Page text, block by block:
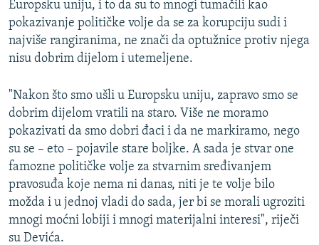
Europsku uniju, i to da su to mnogi tumačili kao
pokazivanje političke volje da se za korupciju sudi i
najviše rangiranima, ne znači da optužnice protiv njega
nisu dobrim dijelom i utemeljene.
"Nakon što smo ušli u Europsku uniju, zapravo smo se
dobrim dijelom vratili na staro. Više ne moramo
pokazivati da smo dobri đaci i da ne markiramo, nego
su se – eto – pojavile stare boljke. A sada je stvar one
famozne političke volje za stvarnim sređivanjem
pravosuđa koje nema ni danas, niti je te volje bilo
možda i u jednoj vladi do sada, jer bi se morali ugroziti
mnogi moćni lobiji i mnogi materijalni interesi", riječi
su Devića.